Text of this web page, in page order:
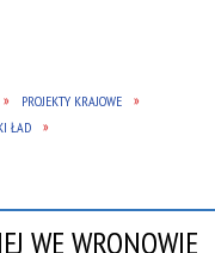
PROJEKTY KRAJOWE
ŁAD
WE WRONOWIE